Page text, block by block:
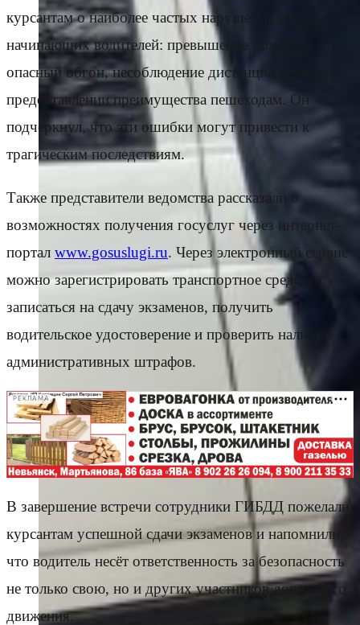
курсантам о наиболее частых нарушениях среди
начинающих водителей: превышение скорости,
опасный обгон, несоблюдение дистанции и отказ в
предоставлении преимущества пешеходам. Он
подчеркнул, что эти ошибки могут привести к
трагическим последствиям.
Также представители ведомства рассказали о
возможностях получения госуслуг через интернет-
портал www.gosuslugi.ru. Через электронный сервис
можно зарегистрировать транспортное средство,
записаться на сдачу экзаменов, получить
водительское удостоверение и проверить наличие
административных штрафов.
РЕКЛАМА
В завершение встречи сотрудники ГИБДД пожелали
курсантам успешной сдачи экзаменов и напомнили,
что водитель несёт ответственность за безопасность
не только свою, но и других участников дорожного
движения.